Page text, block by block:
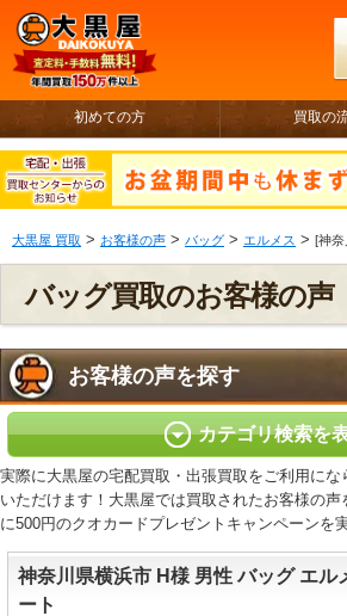
初めての方 買取の
大黒屋 買取 > お客様の声 > バッグ > エルメス > [神
バッグ買取のお客様の声
お客様の声を探す
カテゴリ検索を
実際に大黒屋の宅配買取・出張買取をご利用に
いただけます！大黒屋では買取されたお客様の声
に500円のクオカードプレゼントキャンペーンを
神奈川県横浜市 H様 男性 バッグ エル
ート